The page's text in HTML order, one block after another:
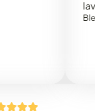
Blemir V.